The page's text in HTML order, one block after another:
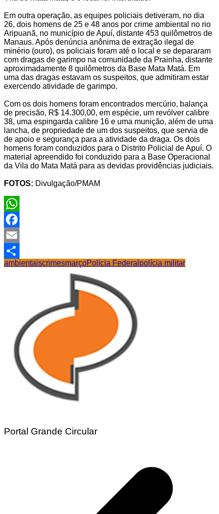
Em outra operação, as equipes policiais detiveram, no dia
26, dois homens de 25 e 48 anos por crime ambiental no rio
Aripuanã, no município de Apuí, distante 453 quilômetros de
Manaus. Após denúncia anônima de extração ilegal de
minério (ouro), os policiais foram até o local e se depararam
com dragas de garimpo na comunidade da Prainha, distante
aproximadamente 8 quilômetros da Base Mata Matá. Em
uma das dragas estavam os suspeitos, que admitiram estar
exercendo atividade de garimpo.
Com os dois homens foram encontrados mercúrio, balança
de precisão, R$ 14.300,00, em espécie, um revólver calibre
38, uma espingarda calibre 16 e uma munição, além de uma
lancha, de propriedade de um dos suspeitos, que servia de
de apoio e segurança para a atividade da draga. Os dois
homens foram conduzidos para o Distrito Policial de Apuí. O
material apreendido foi conduzido para a Base Operacional
da Vila do Mata Matá para as devidas providências judiciais.
FOTOS: Divulgação/PMAM
WhatsApp
Facebook
Email
Share
ambientaiscrimesmarçoPolícia Federal polícia militar
Portal Grande Circular